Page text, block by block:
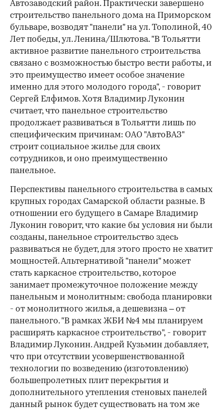
Автозаводский район. Практически завершено
строительство панельного дома на Приморском
бульваре, возводят "панели" на ул. Тополиной, 40
Лет победы, ул. Ленина/Шлютова. "В Тольятти
активное развитие панельного строительства
связано с возможностью быстро вести работы, и
это преимущество имеет особое значение
именно для этого молодого города", - говорит
Сергей Елфимов. Хотя Владимир Луконин
считает, что панельное строительство
продолжает развиваться в Тольятти лишь по
специфическим причинам: ОАО "АвтоВАЗ"
строит социальное жилье для своих
сотрудников, и оно преимущественно
панельное.
Перспективы панельного строительства в самых
крупных городах Самарской области разные. В
отношении его будущего в Самаре Владимир
Луконин говорит, что какие бы условия ни были
созданы, панельное строительство здесь
развиваться не будет, для этого просто не хватит
мощностей. Альтернативой "панели" может
стать каркасное строительство, которое
занимает промежуточное положение между
панельным и монолитным: свобода планировки
- от монолитного жилья, а дешевизна – от
панельного. "В рамках ЖБИ №4 мы планируем
расширять каркасное строительство", - говорит
Владимир Луконин. Андрей Кузьмин добавляет,
что при отсутствии усовершенствованной
технологии по возведению (изготовлению)
большепролетных плит перекрытия и
дополнительного утепления стеновых панелей
данный рынок будет существовать на том же